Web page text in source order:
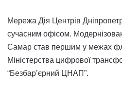
Мережа Дія Центрів
сучасним офісом.
Самар став першим у межах
Міністерства цифрової
“Безбар’єрний ЦНАП”.